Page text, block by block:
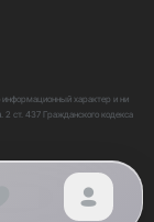
характер и ни
2 ст. 437 Гражданского кодекса